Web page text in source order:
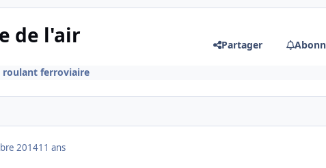
de l'air Partager
roulant ferroviaire
201411 ans